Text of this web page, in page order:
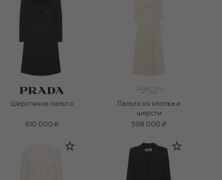
Шерстяное пальто
610 000 ₽
Пальто из хлопка и
шерсти
598 000 ₽